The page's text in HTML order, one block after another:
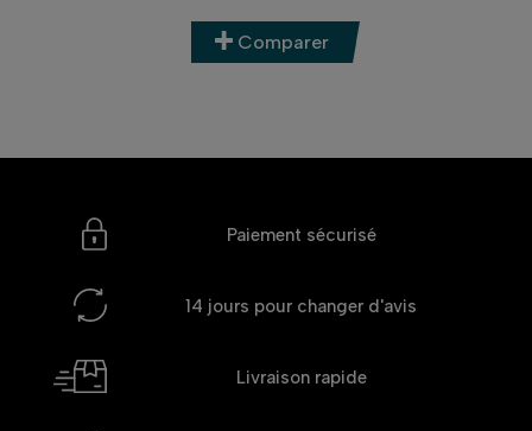
Comparer
Paiement sécurisé
14 jours pour changer d'avis
Livraison rapide